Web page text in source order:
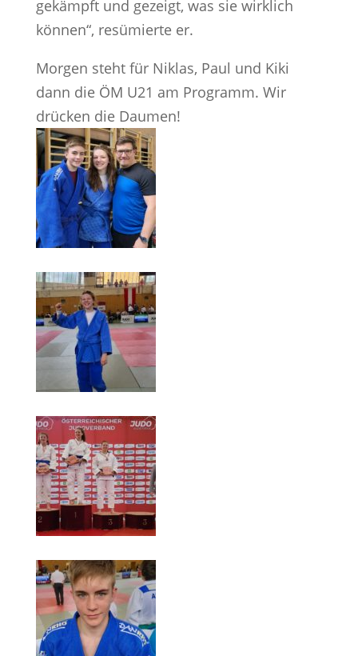
gekämpft und gezeigt, was sie wirklich
können“, resümierte er.
Morgen steht für Niklas, Paul und Kiki
dann die ÖM U21 am Programm. Wir
drücken die Daumen!